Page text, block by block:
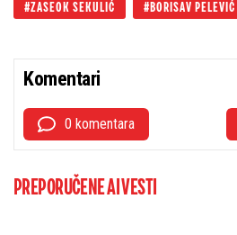
ZASEOK SEKULIĆ BORISAV PELEVIĆ
Komentari
0 komentara
PREPORUČENE AI VESTI